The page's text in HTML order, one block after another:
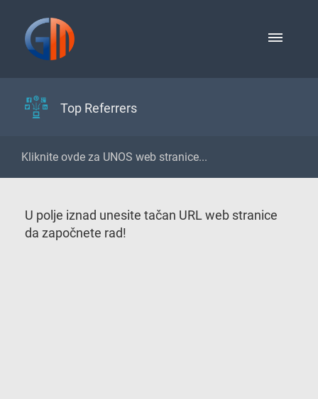
Top Referrers
U polje iznad unesite tačan URL web stranice
da započnete rad!